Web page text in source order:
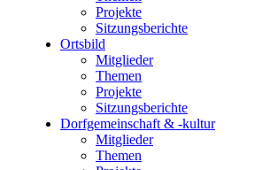
Projekte
Sitzungsberichte
Ortsbild
Mitglieder
Themen
Projekte
Sitzungsberichte
Dorfgemeinschaft & -kultur
Mitglieder
Themen